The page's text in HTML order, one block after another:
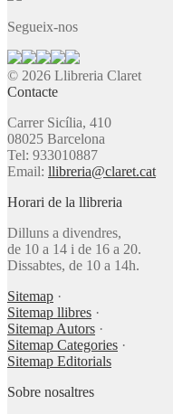
Segueix-nos
© 2026 Llibreria Claret
Contacte
Carrer Sicília, 410
08025 Barcelona
Tel: 933010887
Email: llibreria@claret.cat
Horari de la llibreria
Dilluns a divendres,
de 10 a 14 i de 16 a 20.
Dissabtes, de 10 a 14h.
Sitemap ·
Sitemap llibres ·
Sitemap Autors ·
Sitemap Categories ·
Sitemap Editorials
Sobre nosaltres